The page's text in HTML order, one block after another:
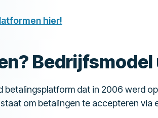
hier!
betalingsplatform dat in 2006 werd
om betalingen te accepteren via